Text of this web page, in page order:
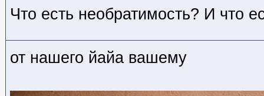
Что есть необратимость? И что
от нашего йайа вашему